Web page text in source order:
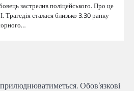
застрелив поліцейського. Про це
Трагедія сталася близько 3.30 ранку
Обов’язкові